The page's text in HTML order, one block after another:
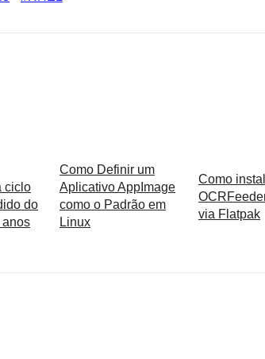
ciclo
do
anos
Como Definir um
Aplicativo AppImage
como o Padrão em
Linux
Como
via Flatpak